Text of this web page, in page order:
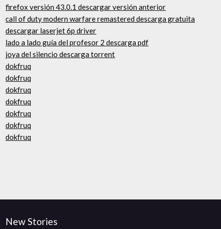
firefox versión 43.0.1 descargar versión anterior
call of duty modern warfare remastered descarga gratuita
descargar laserjet 6p driver
lado a lado guía del profesor 2 descarga pdf
joya del silencio descarga torrent
dokfruq
dokfruq
dokfruq
dokfruq
dokfruq
dokfruq
dokfruq
New Stories